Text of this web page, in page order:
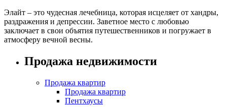
Элайт – это чудесная лечебница, которая исцеляет от хандры,
раздражения и депрессии. Заветное место с любовью
заключает в свои объятия путешественников и погружает в
атмосферу вечной весны.
Продажа недвижимости
Продажа квартир
Продажа квартир
Пентхаусы